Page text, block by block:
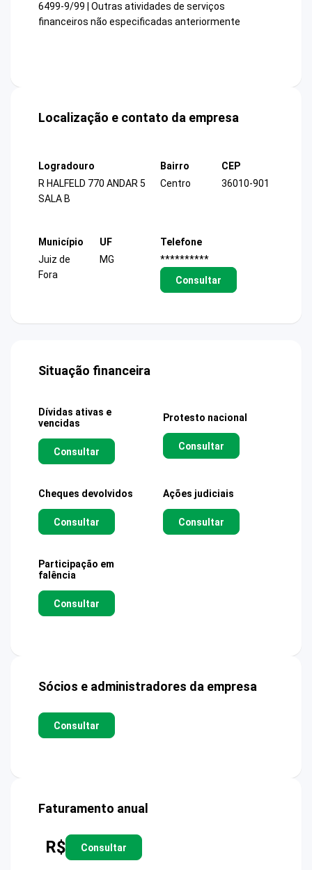
6499-9/99 | Outras atividades de serviços
financeiros não especificadas anteriormente
Localização e contato da empresa
Logradouro
R HALFELD 770 ANDAR 5
SALA B
Bairro
Centro
CEP
36010-901
Município
Juiz de
Fora
UF
MG
Telefone
**********
Consultar
Situação financeira
Dívidas ativas e
vencidas
Consultar
Protesto nacional
Consultar
Cheques devolvidos
Consultar
Ações judiciais
Consultar
Participação em
falência
Consultar
Sócios e administradores da empresa
Consultar
Faturamento anual
R$ Consultar